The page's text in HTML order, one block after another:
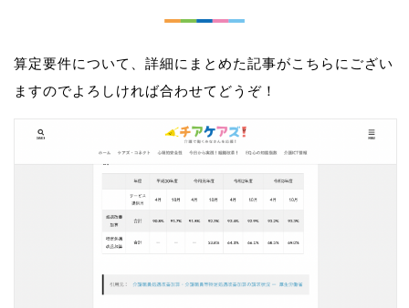
算定要件について、詳細にまとめた記事がこちらにござい
ますのでよろしければ合わせてどうぞ！